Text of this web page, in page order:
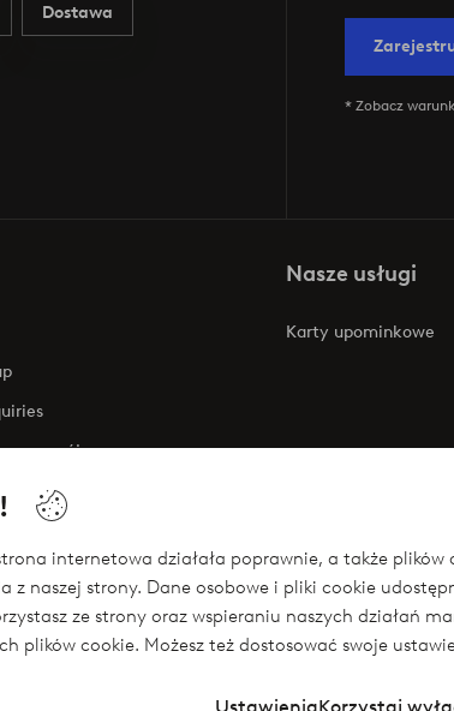
internetowa działała poprawnie, a także
z naszej strony. Dane osobowe i pliki cookie
ze strony oraz wspieraniu naszych działań
plików cookie. Możesz też dostosować swoje
Dostawa
* Zobacz
rozwój
o dostępności
Nasze usługi
Karty upominkowe
się